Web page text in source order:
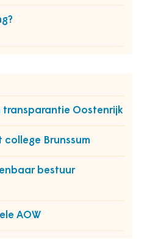
transparantie Oostenrijk
Brunssum
bestuur
AOW